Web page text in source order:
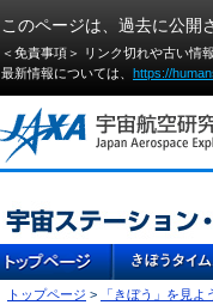
このページは、過去に公開
＜免責事項＞ リンク切れや古い情
最新情報については、 https://
トップページ > 「きぼう」を見よ